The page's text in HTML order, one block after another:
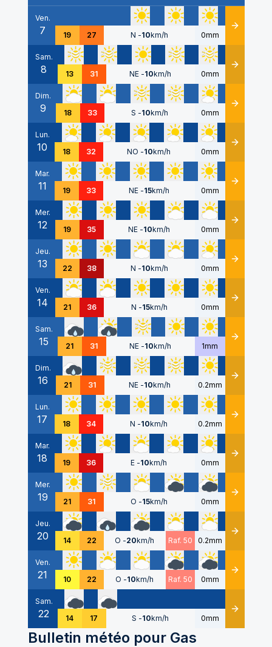
Date
Ven.
7 19 27 N -10km/h 0mm Détails
Sam.
8 13 31 NE -10km/h 0mm Détails
Dim.
9 18 33 S -10km/h 0mm Détails
Lun.
10 18 32 NO -10km/h 0mm Détails
Mar.
11 19 33 NE -15km/h 0mm Détails
Mer.
12 19 35 NE -10km/h 0mm Détails
Jeu.
13 22 38 N -10km/h 0mm Détails
Ven.
14 21 36 N -15km/h 0mm Détails
Sam.
15 21 31 NE -10km/h 1mm Détails
Dim.
16 21 31 NE -10km/h 0.2mm Détails
Lun.
17 18 34 N -10km/h 0.2mm Détails
Mar.
18 19 36 E -10km/h 0mm Détails
Mer.
19 21 31 O -15km/h 0mm Détails
Jeu.
20 14 22 O -20km/h Raf. 50 0.2mm Détails
Ven.
21 10 22 O -10km/h Raf. 50 0mm Détails
Sam.
22 14 17 S -10km/h 0mm Détails
Bulletin météo pour Gas